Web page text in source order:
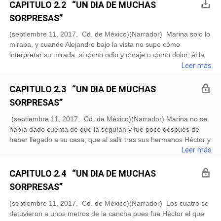
clases de ballet, ella conocía bien al portero del edificio, mismo
que trabajaban en ahí. Al chocar con el hombre le tiro una
carpeta con documentos que él iba leyendo al salir y ella sin ver
al hombre con el que había tropezado, le dijo-Discúlpeme por
favor, fue un accidente.- y se agacho rápidamente a recoger los
papeles que le había tirado al hombre. Don José el portero corr
CAPITULO 2.2 “UN DIA DE MUCHAS
SORPRESAS”
(septiembre 11, 2017, Cd. de México)(Narrador) Marina solo lo
miraba, y cuando Alejandro bajo la vista no supo cómo
interpretar su mirada, si como odio y coraje o como dolor, él la
deposito con mucho cuidado en la camilla de la enfermería,
Dios, perdona Marina; todos ustedes curiosos salgan y esperen
puerta, tras lo cual Marina pudo derramar las lágrimas que
contenía .-Vamos a ver Marina, creo que tienes al menos cuatro
o cinco costillas rotas, por lo que tendré que hacerte una placa
con el aparatito que tenemos aquí, solo para ver qué tan grave
es. – le dijo el médico a Marina mientras la llevaba a un
Leer más
CAPITULO 2.3 “UN DIA DE MUCHAS
SORPRESAS”
(septiembre 11, 2017, Cd. de México)(Narrador) Marina no se
había dado cuenta de que la seguían y fue poco después de
haber llegado a su casa, que al salir tras sus hermanos Héctor y
Daniel, para dirigirse a un parque cercano a jugar un partido de
esquina, casi frente a su casa; por lo que se paró en seco y sus
pero recuerdan lo que les comente cuanto llegue- Sí, ¿lo del
tarado?- contestaron al unísono-Bueno, pues esos dos
hombres me siguieron y están dentro del carro negro que está
Leer más
CAPITULO 2.4 “UN DIA DE MUCHAS
SORPRESAS”
(septiembre 11, 2017, Cd. de México)(Narrador) Los cuatro se
detuvieron a unos metros de la cancha pues fue Héctor el que